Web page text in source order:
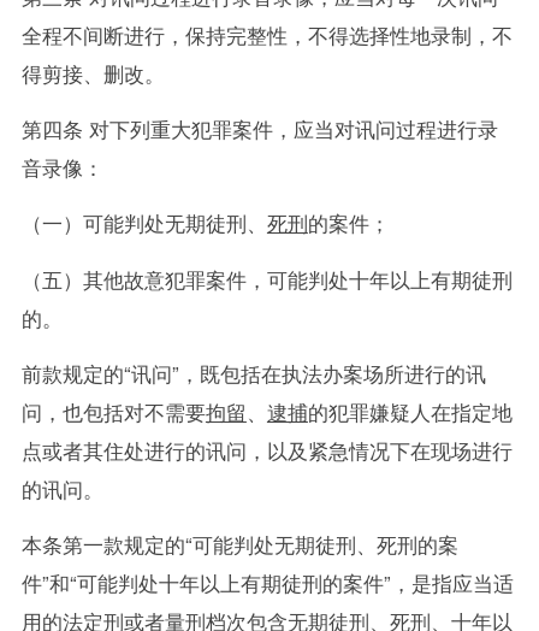
全程不间断进行，保持完整性，不得选择性地录制，不
得剪接、删改。
第四条 对下列重大犯罪案件，应当对讯问过程进行录
音录像：
（一）可能判处无期徒刑、 死刑的案件；
（五）其他故意犯罪案件，可能判处十年以上有期徒刑
的。
前款规定的“讯问”，既包括在执法办案场所进行的讯
问，也包括对不需要拘留、 逮捕的犯罪嫌疑人在指定地
点或者其住处进行的讯问，以及紧急情况下在现场进行
的讯问。
本条第一款规定的“可能判处无期徒刑、死刑的案
件”和“可能判处十年以上有期徒刑的案件”，是指应当适
用的法定刑或者量刑档次包含无期徒刑、死刑、十年以